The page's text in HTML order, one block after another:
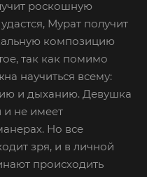
роскошную
Мурат получит
композицию
так как помимо
научиться всему:
и дыханию. Девушка
и не имеет
Но все
зря, и в личной
происходить